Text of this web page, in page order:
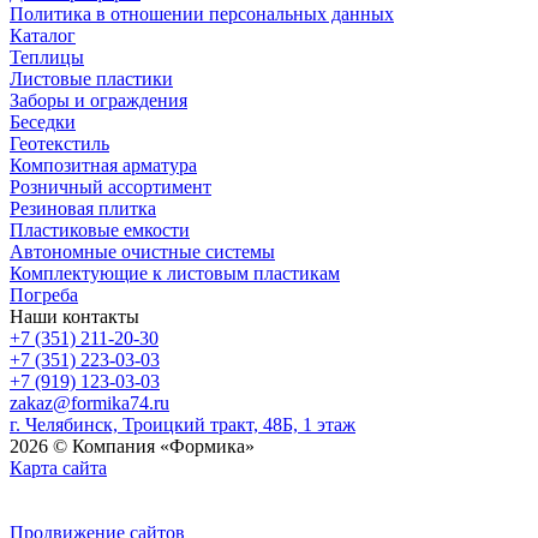
Политика в отношении персональных данных
Каталог
Теплицы
Листовые пластики
Заборы и ограждения
Беседки
Геотекстиль
Композитная арматура
Розничный ассортимент
Резиновая плитка
Пластиковые емкости
Автономные очистные системы
Комплектующие к листовым пластикам
Погреба
Наши контакты
+7 (351) 211-20-30
+7 (351) 223-03-03
+7 (919) 123-03-03
zakaz@formika74.ru
г. Челябинск, Троицкий тракт, 48Б, 1 этаж
2026 © Компания «Формика»
Карта сайта
Продвижение сайтов